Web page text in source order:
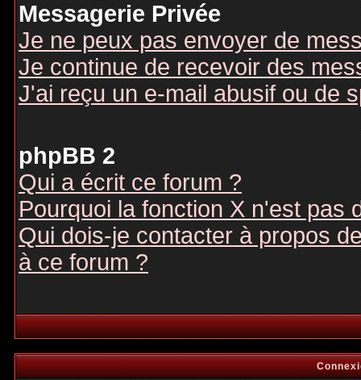
Messagerie Privée
Je ne peux pas envoyer de
Je continue de recevoir des
J'ai reçu un e-mail abusif ou de
phpBB 2
Qui a écrit ce forum ?
Pourquoi la fonction X n'est pas
Qui dois-je contacter à propos
à ce forum ?